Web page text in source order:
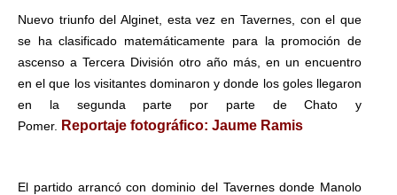
Nuevo triunfo del Alginet, esta vez en Tavernes, con el que
se ha clasificado matemáticamente para la promoción de
ascenso a Tercera División otro año más, en un encuentro
en el que los visitantes dominaron y donde los goles llegaron
en la segunda parte por parte de Chato y
Pomer.
Reportaje fotográfico: Jaume Ramis
El partido arrancó con dominio del Tavernes donde Manolo